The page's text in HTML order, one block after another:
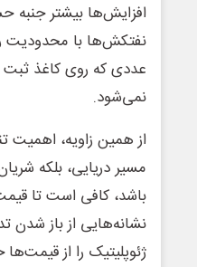
افزایش‌ها بیشتر جنبه
نفتکش‌ها با محدودیت
عددی که روی کاغذ ثبت
نمی‌شود.
از همین زاویه، اهمیت
مسیر دریایی، بلکه
باشد، کافی است تا
نشانه‌هایی از باز شدن
ژئوپلیتیک را از